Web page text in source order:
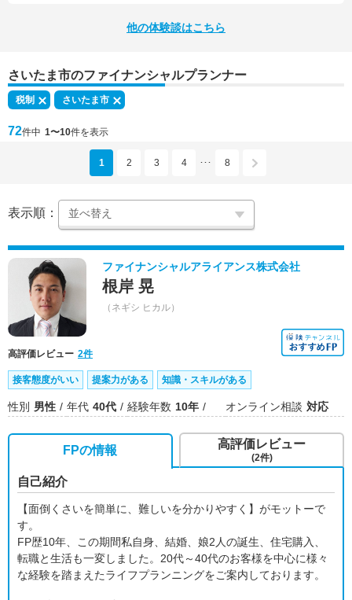
他の体験談はこちら
さいたま市のファイナンシャルプランナー
税制 さいたま市
72件中 1〜10件を表示
1 2 3 4 ･･･ 8
表示順：
ファイナンシャルアライアンス株式会社
根岸 晃
（ネギシ ヒカル）
高評価レビュー 2件
接客態度がいい 提案力がある 知識・スキルがある
性別 男性 年代 40代 経験年数 10年 オンライン相談 対応
FPの情報
自己紹介
【面倒くさいを簡単に、難しいを分かりやすく】がモットーで
す。
FP歴10年、この期間私自身、結婚、娘2人の誕生、住宅購入、
転職と生活も一変しました。20代～40代のお客様を中心に様々
な経験を踏まえたライフプランニングをご案内しております。
高評価レビュー
(2件)